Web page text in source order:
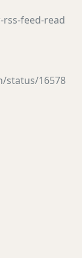
feed-read
status/16578